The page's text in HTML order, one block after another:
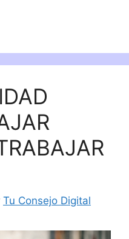
Tu Consejo Digital